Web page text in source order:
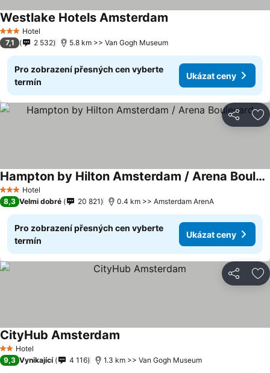
3 Počet hvězdiček
Hotel
Westlake Hotels Amsterdam
7,1 2 532 5.8 km >> Van Gogh Museum
Pro zobrazení přesných cen vyberte
termín
Ukázat ceny
Sdílet
3 Počet hvězdiček
Hotel
Hampton by Hilton Amsterdam / Arena Boulevard
8,3 Velmi dobré 20 821 0.4 km >> Amsterdam ArenA
Pro zobrazení přesných cen vyberte
termín
Ukázat ceny
Sdílet
2 Počet hvězdiček
Hotel
CityHub Amsterdam
9,3 Vynikající 4 116 1.3 km >> Van Gogh Museum